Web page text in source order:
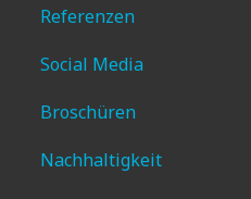
Referenzen
Social Media
Broschüren
Nachhaltigkeit